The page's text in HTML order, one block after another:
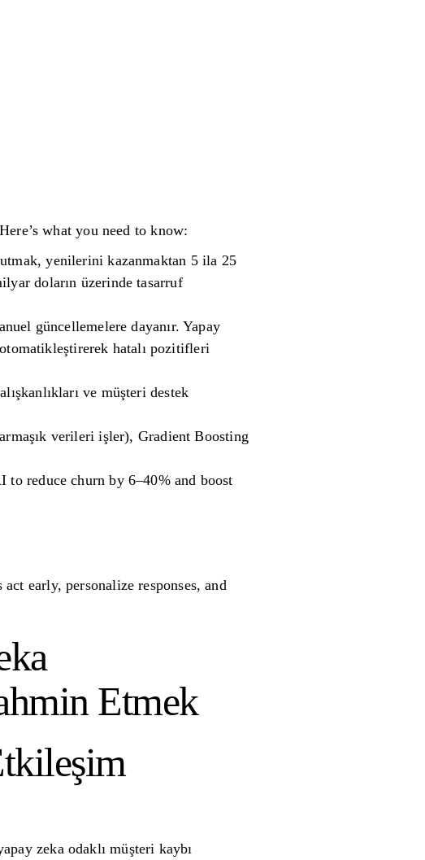
what you need to know:
yenilerini kazanmaktan 5 ila 25
doların üzerinde tasarruf
güncellemelere dayanır. Yapay
hatalı pozitifleri
ve müşteri destek
verileri işler), Gradient Boosting
reduce churn by 6–40% and boost
early, personalize responses, and
Etmek
zeka odaklı müşteri kaybı